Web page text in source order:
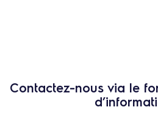
Contactez-nous via le